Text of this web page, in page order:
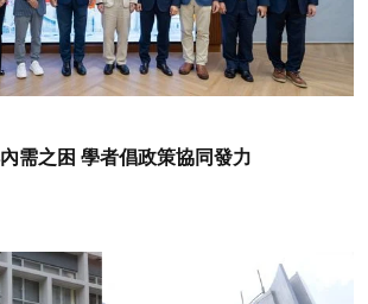
需之困 學者倡政策協同發力